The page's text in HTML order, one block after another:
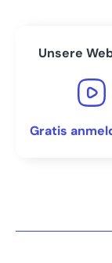
Fazit: Höhere
Unsere
Gratis